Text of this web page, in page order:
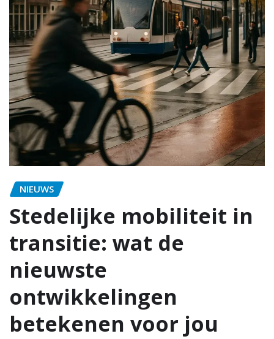
NIEUWS
Stedelijke mobiliteit in
transitie: wat de
nieuwste
ontwikkelingen
betekenen voor jou